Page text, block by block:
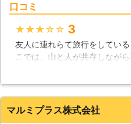
口コミ
★★★★★ 3
友人に連れらて旅行をしてい
こでは、山と人が共存しなが
興味があって町の人などに山
共存をうまくやっているその
た。
マルミプラス株式会社